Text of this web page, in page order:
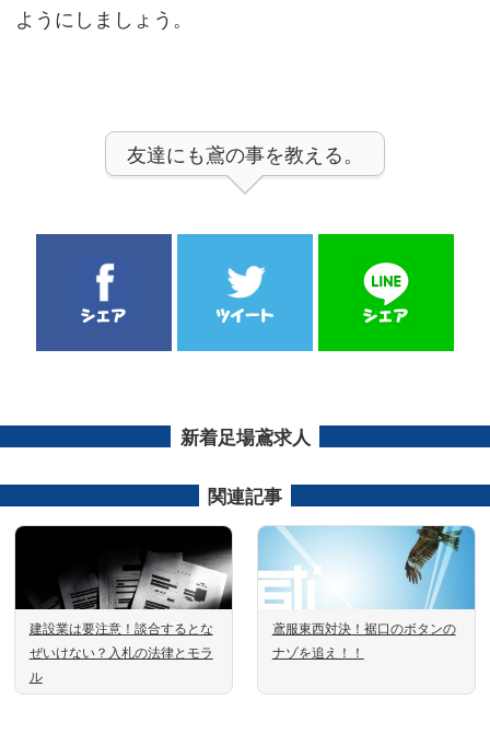
ようにしましょう。
友達にも鳶の事を教える。
新着足場鳶求人
関連記事
建設業は要注意！談合するとな
ぜいけない？入札の法律とモラ
ル
鳶服東西対決！裾口のボタンの
ナゾを追え！！